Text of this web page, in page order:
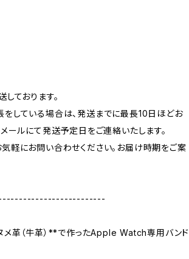
ております。
している場合は、発送までに最長10日ほどお
ールにて発送予定日をご連絡いたします。
軽にお問い合わせください。お届け時期をご案
革（牛革）**で作ったApple Watch専用バンド